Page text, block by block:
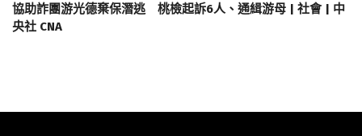
協助詐團游光德棄保潛逃 桃檢起訴6人、通緝游母 | 社會 | 中
央社 CNA